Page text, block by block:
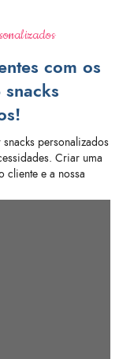
com os
personalizados
Criar uma
cliente e a nossa